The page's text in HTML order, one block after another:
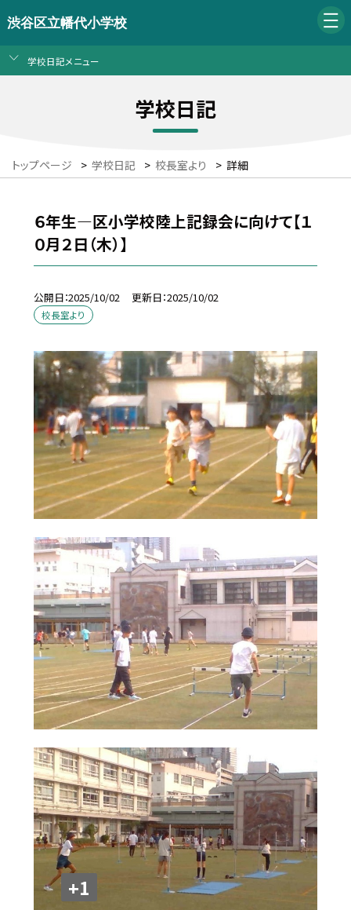
渋谷区立幡代小学校
学校日記メニュー
学校日記
トップページ > 学校日記 > 校長室より > 詳細
６年生―区小学校陸上記録会に向けて【１
０月２日（木）】
公開日 2025/10/02 更新日 2025/10/02
校長室より
+1